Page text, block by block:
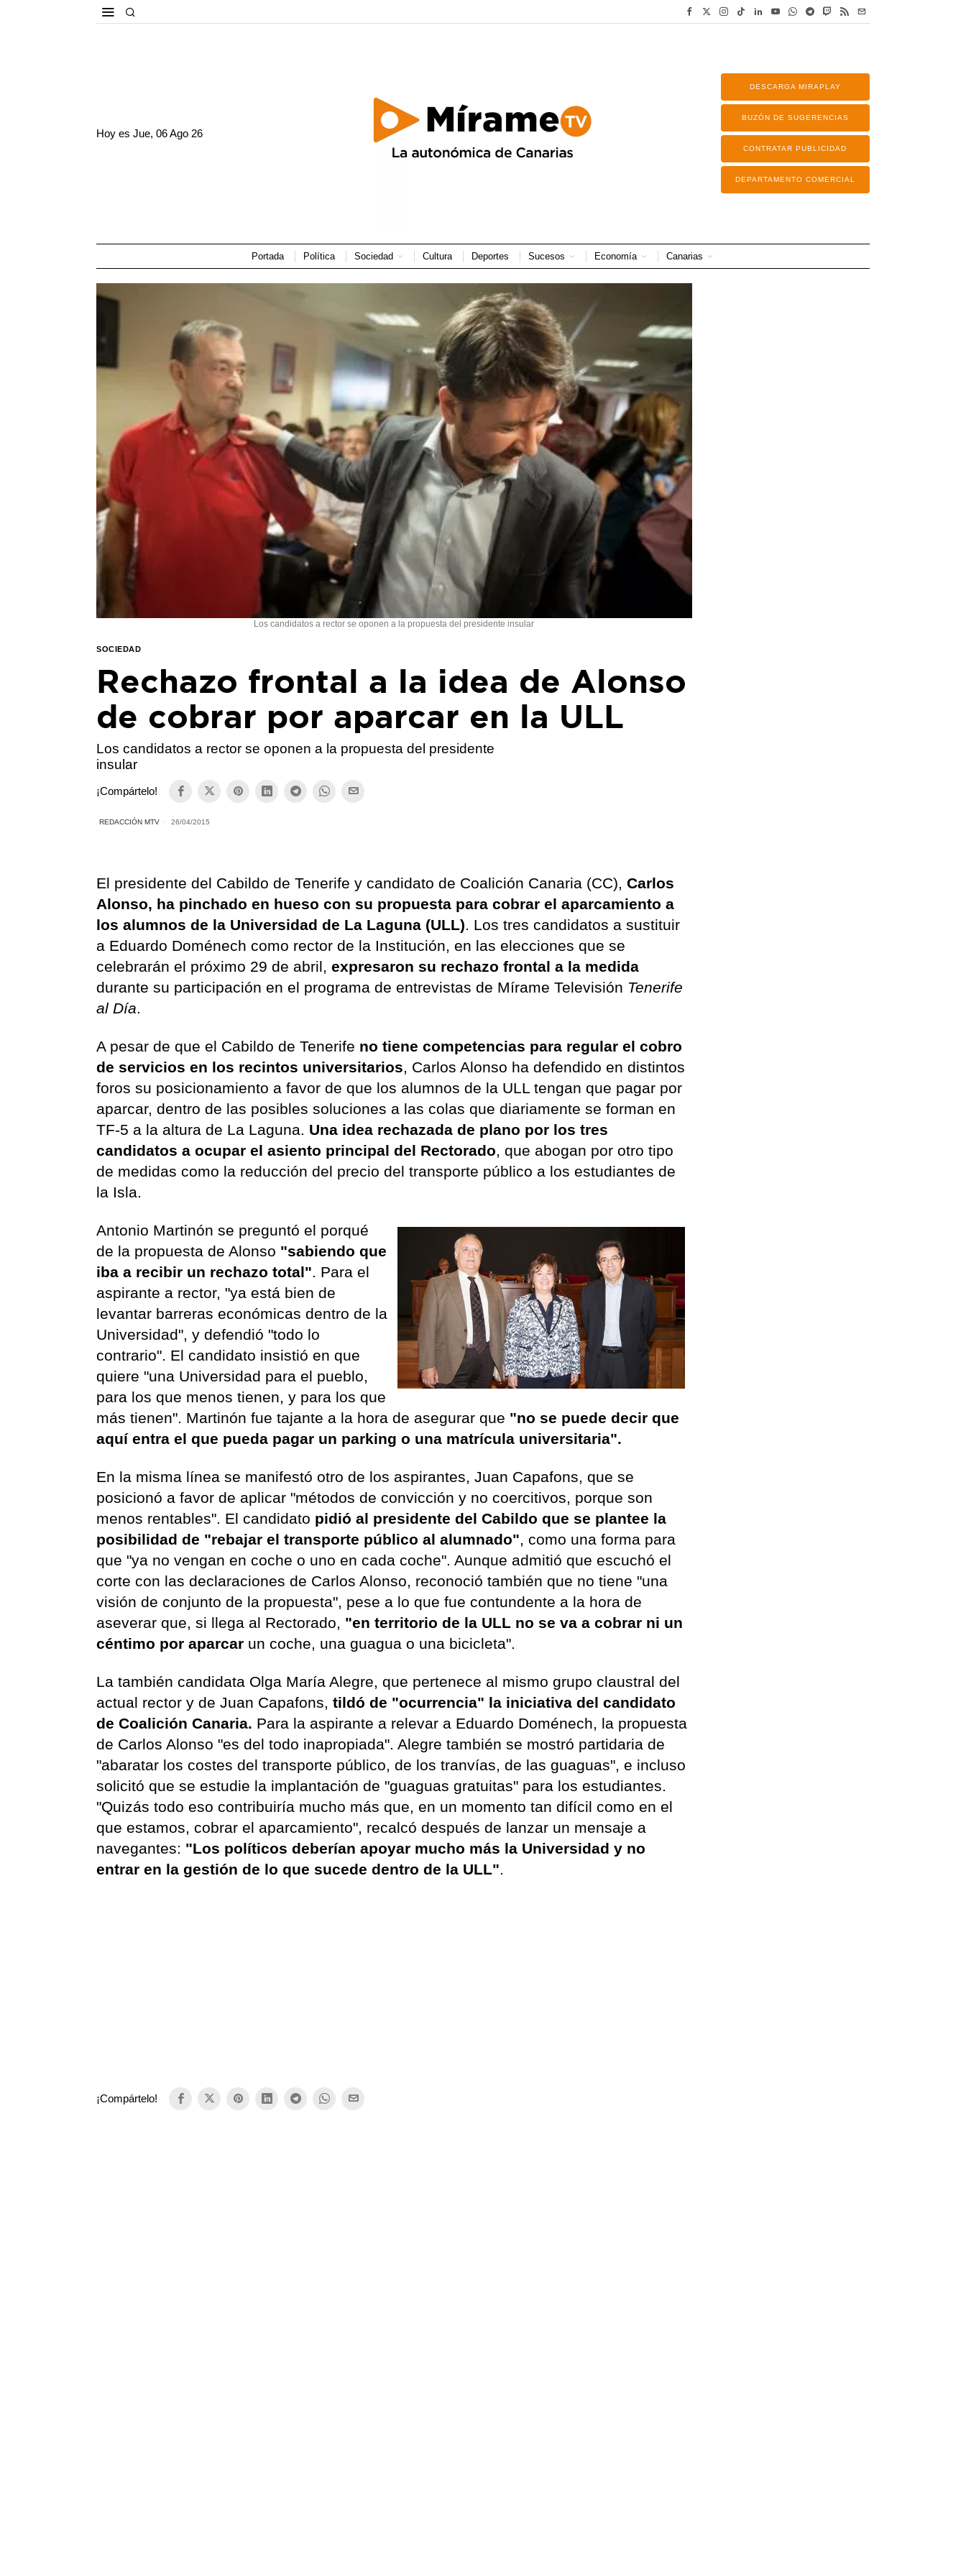
Hoy esJue, 06 Ago 26
DESCARGA MIRAPLAY
BUZÓN DE SUGERENCIAS
CONTRATAR PUBLICIDAD
DEPARTAMENTO COMERCIAL
Portada Política Sociedad Cultura Deportes Sucesos Economía Canarias
Los candidatos a rector se oponen a la propuesta del presidente insular
SOCIEDAD
Rechazo frontal a la idea de Alonso
de cobrar por aparcar en la ULL
Los candidatos a rector se oponen a la propuesta del presidente
insular
¡Compártelo!
REDACCIÓN MTV 26/04/2015
El presidente del Cabildo de Tenerife y candidato de Coalición Canaria (CC),Carlos
Alonso, ha pinchado en hueso con su propuesta para cobrar el aparcamiento a
los alumnos de la Universidad de La Laguna (ULL). Los tres candidatos a sustituir
a Eduardo Doménech como rector de la Institución, en las elecciones que se
celebrarán el próximo 29 de abril,expresaron su rechazo frontal a la medida
durante su participación en el programa de entrevistas de Mírame Televisión Tenerife
al Día.
A pesar de que el Cabildo de Tenerife no tiene competencias para regular el cobro
de servicios en los recintos universitarios, Carlos Alonso ha defendido en distintos
foros su posicionamiento a favor de que los alumnos de la ULL tengan que pagar por
aparcar, dentro de las posibles soluciones a las colas que diariamente se forman en
TF-5 a la altura de La Laguna. Una idea rechazada de plano por los tres
candidatos a ocupar el asiento principal del Rectorado, que abogan por otro tipo
de medidas como la reducción del precio del transporte público a los estudiantes de
la Isla.
Antonio Martinón se preguntó el porqué
de la propuesta de Alonso "sabiendo que
iba a recibir un rechazo total". Para el
aspirante a rector, "ya está bien de
levantar barreras económicas dentro de la
Universidad", y defendió "todo lo
contrario". El candidato insistió en que
quiere "una Universidad para el pueblo,
para los que menos tienen, y para los que
más tienen". Martinón fue tajante a la hora de asegurar que "no se puede decir que
aquí entra el que pueda pagar un parking o una matrícula universitaria".
En la misma línea se manifestó otro de los aspirantes, Juan Capafons, que se
posicionó a favor de aplicar "métodos de convicción y no coercitivos, porque son
menos rentables". El candidato pidió al presidente del Cabildo que se plantee la
posibilidad de "rebajar el transporte público al alumnado", como una forma para
que "ya no vengan en coche o uno en cada coche". Aunque admitió que escuchó el
corte con las declaraciones de Carlos Alonso, reconoció también que no tiene "una
visión de conjunto de la propuesta", pese a lo que fue contundente a la hora de
aseverar que, si llega al Rectorado, "en territorio de la ULL no se va a cobrar ni un
céntimo por aparcar un coche, una guagua o una bicicleta".
La también candidata Olga María Alegre, que pertenece al mismo grupo claustral del
actual rector y de Juan Capafons, tildó de "ocurrencia" la iniciativa del candidato
de Coalición Canaria. Para la aspirante a relevar a Eduardo Doménech, la propuesta
de Carlos Alonso "es del todo inapropiada". Alegre también se mostró partidaria de
"abaratar los costes del transporte público, de los tranvías, de las guaguas", e incluso
solicitó que se estudie la implantación de "guaguas gratuitas" para los estudiantes.
"Quizás todo eso contribuiría mucho más que, en un momento tan difícil como en el
que estamos, cobrar el aparcamiento", recalcó después de lanzar un mensaje a
navegantes: "Los políticos deberían apoyar mucho más la Universidad y no
entrar en la gestión de lo que sucede dentro de la ULL".
¡Compártelo!